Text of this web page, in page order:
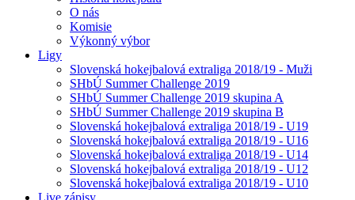
O nás
Komisie
Výkonný výbor
Ligy
Slovenská hokejbalová extraliga 2018/19 - Muži
SHbÚ Summer Challenge 2019
SHbÚ Summer Challenge 2019 skupina A
SHbÚ Summer Challenge 2019 skupina B
Slovenská hokejbalová extraliga 2018/19 - U19
Slovenská hokejbalová extraliga 2018/19 - U16
Slovenská hokejbalová extraliga 2018/19 - U14
Slovenská hokejbalová extraliga 2018/19 - U12
Slovenská hokejbalová extraliga 2018/19 - U10
Live zápisy